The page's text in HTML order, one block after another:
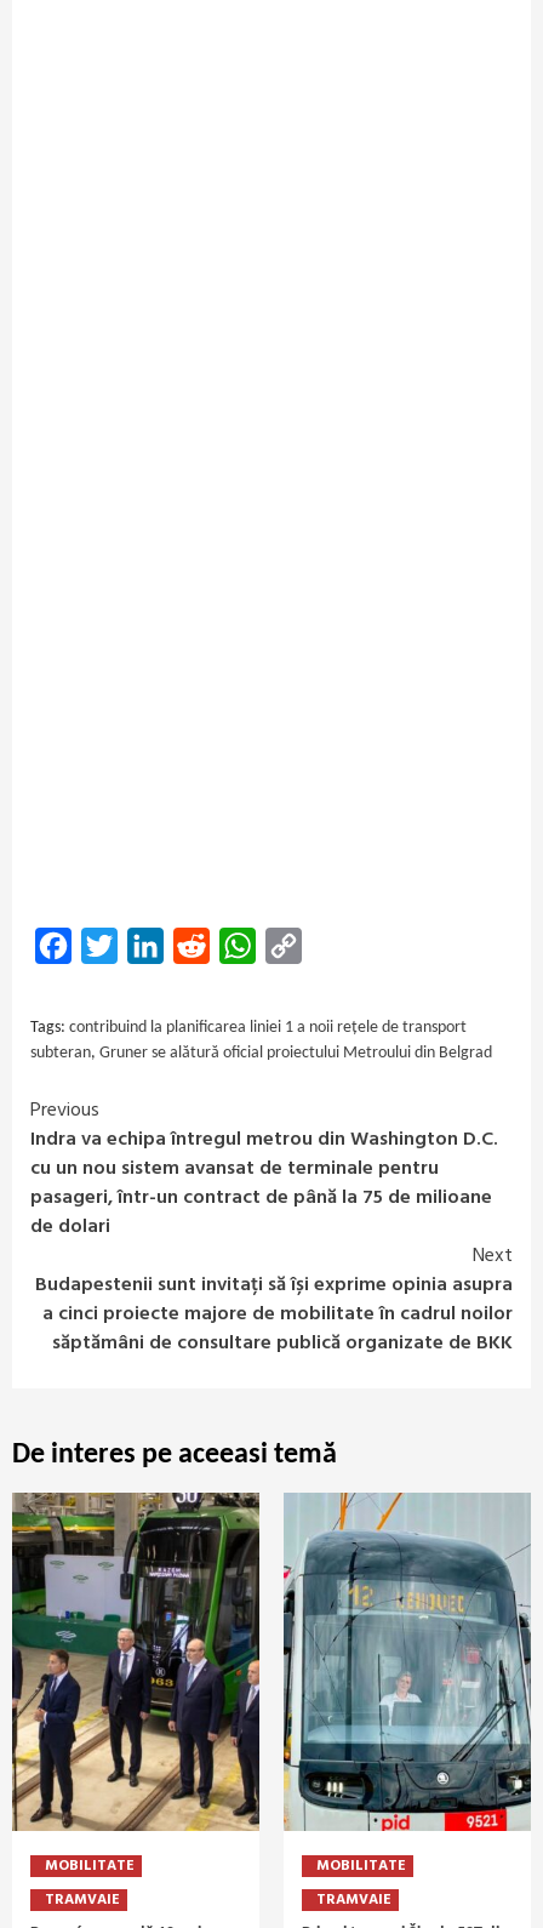
FacebookTwitter LinkedInReddit WhatsApp
Tags: contribuind la planificarea liniei 1 a noii rețele de transport
subteran, Gruner se alătură oficial proiectului Metroului din Belgrad
Continue
Reading
Previous
Indra va echipa întregul metrou din Washington D.C.
cu un nou sistem avansat de terminale pentru
pasageri, într-un contract de până la 75 de milioane
de dolari
Next
Budapestenii sunt invitați să își exprime opinia asupra
a cinci proiecte majore de mobilitate în cadrul noilor
săptămâni de consultare publică organizate de BKK
De interes pe aceeasi temă
MOBILITATE
TRAMVAIE
MOBILITATE
TRAMVAIE